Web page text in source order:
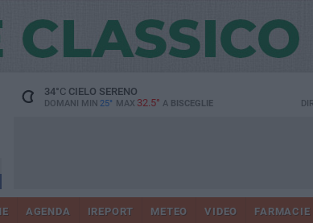
34°CCIELO SERENO
DOMANI MIN 25° MAX 32.5° A BISCEGLIE
AGENDA IREPORT METEO VIDEO FARMACIE